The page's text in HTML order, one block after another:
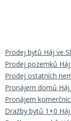
Prodej bytů Háj ve
Prodej pozemků Háj
Prodej ostatních
Pronájem domů Háj
Pronájem
Dražby bytů 1+0 Háj